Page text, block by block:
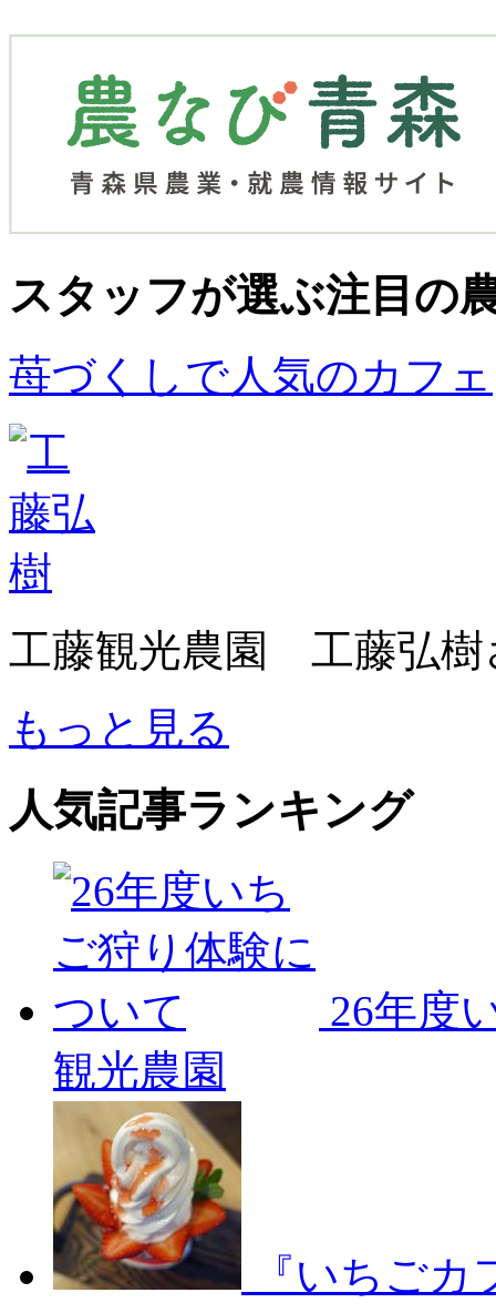
スタッフが選ぶ注目の
苺づくしで人気のカフェ
工藤観光農園 工藤弘樹
もっと見る
人気記事ランキング
26年度
観光農園
『いちご